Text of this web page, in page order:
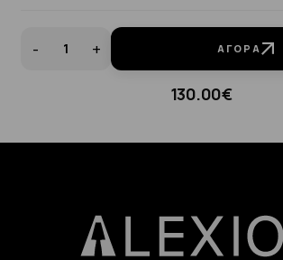
- + ΑΓΟΡΆ
130.00€